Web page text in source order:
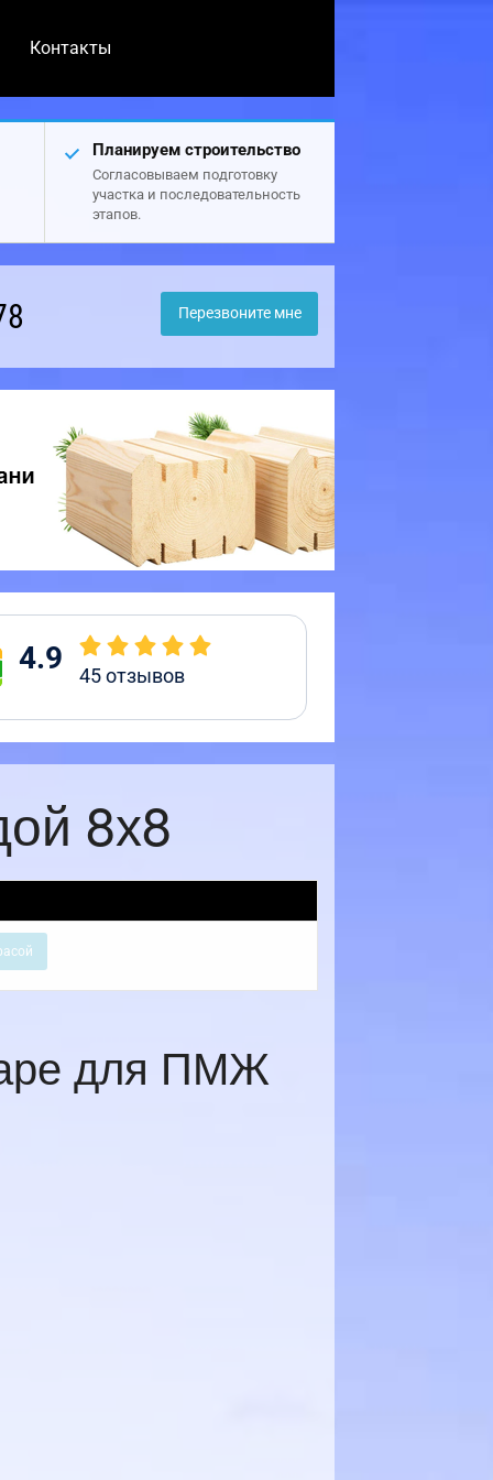
Контакты
Планируем строительство
Согласовываем подготовку
участка и последовательность
этапов.
Перезвоните мне
4.9 45отзывов
8х8
для ПМЖ